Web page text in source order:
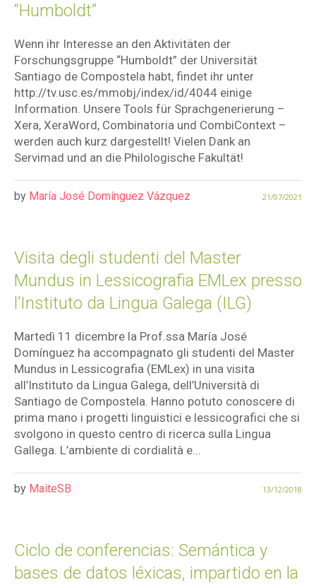
“Humboldt”
Wenn ihr Interesse an den Aktivitäten der
Forschungsgruppe “Humboldt” der Universität
Santiago de Compostela habt, findet ihr unter
http://tv.usc.es/mmobj/index/id/4044 einige
Information. Unsere Tools für Sprachgenerierung –
Xera, XeraWord, Combinatoria und CombiContext –
werden auch kurz dargestellt! Vielen Dank an
Servimad und an die Philologische Fakultät!
21/07/2021
by María José Domínguez Vázquez
Visita degli studenti del Master
Mundus in Lessicografia EMLex presso
l’Instituto da Lingua Galega (ILG)
Martedì 11 dicembre la Prof.ssa María José
Domínguez ha accompagnato gli studenti del Master
Mundus in Lessicografia (EMLex) in una visita
all’Instituto da Lingua Galega, dell’Università di
Santiago de Compostela. Hanno potuto conoscere di
prima mano i progetti linguistici e lessicografici che si
svolgono in questo centro di ricerca sulla Lingua
Gallega. L’ambiente di cordialità e...
13/12/2018
by MaiteSB
Ciclo de conferencias: Semántica y
bases de datos léxicas, impartido en la